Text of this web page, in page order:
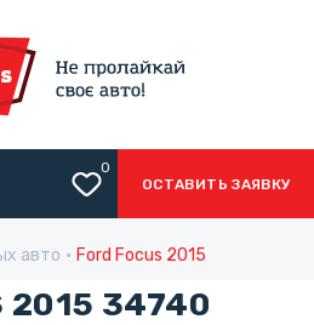
0
ОСТАВИТЬ ЗАЯВКУ
авто Ford Focus 2015
2015 34740